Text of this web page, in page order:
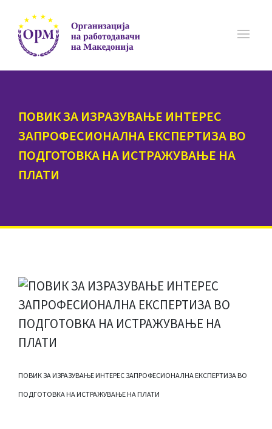
ПОВИК ЗА ИЗРАЗУВАЊЕ ИНТЕРЕС
ЗАПРОФЕСИОНАЛНА ЕКСПЕРТИЗА ВО
ПОДГОТОВКА НА ИСТРАЖУВАЊЕ НА
ПЛАТИ
ПОВИК ЗА ИЗРАЗУВАЊЕ ИНТЕРЕС ЗАПРОФЕСИОНАЛНА ЕКСПЕРТИЗА ВО
ПОДГОТОВКА НА ИСТРАЖУВАЊЕ НА ПЛАТИ